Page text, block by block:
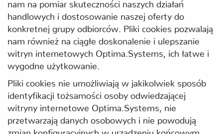
nam na pomiar skuteczności naszych działań
handlowych i dostosowanie naszej oferty do
konkretnej grupy odbiorców. Pliki cookies pozwalają
nam również na ciągłe doskonalenie i ulepszanie
witryn internetowych Optima.Systems, ich łatwe i
wygodne użytkowanie.
Pliki cookies nie umożliwiają w jakikolwiek sposób
identyfikacji tożsamości osoby odwiedzającej
witryny internetowe Optima.Systems, nie
przetwarzają danych osobowych i nie powodują
zmian konfiguracyjnych w urządzeniu końcowym